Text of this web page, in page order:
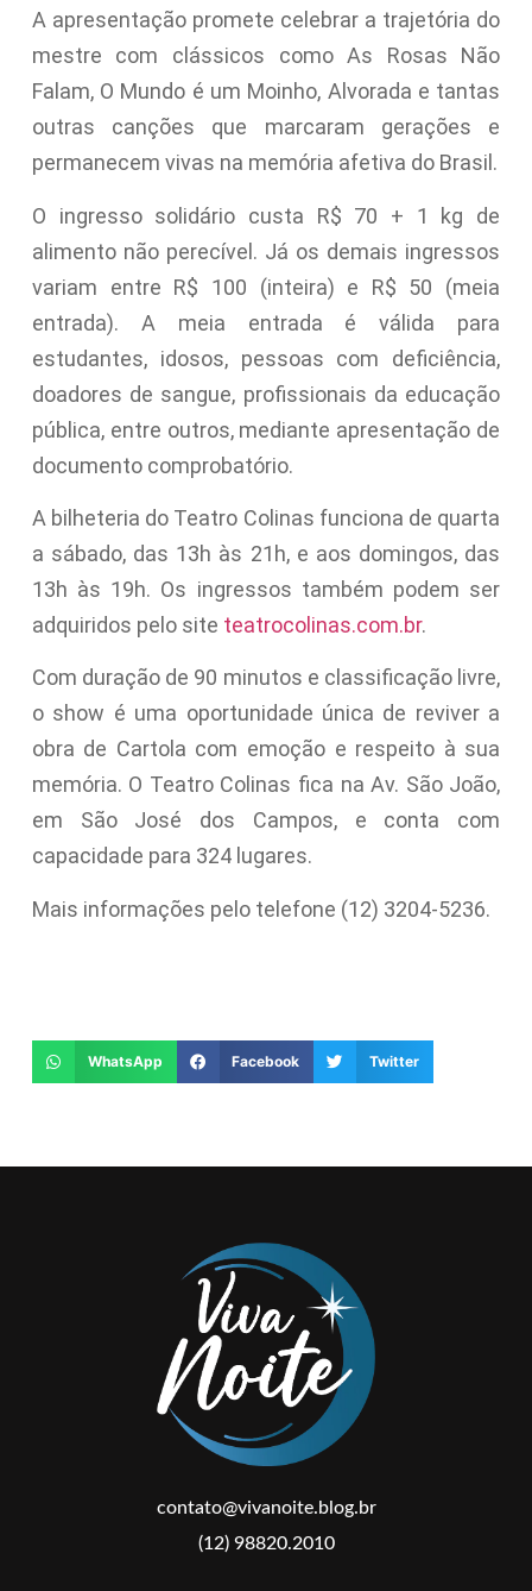
A apresentação promete celebrar a trajetória do
mestre com clássicos como As Rosas Não
Falam, O Mundo é um Moinho, Alvorada e tantas
outras canções que marcaram gerações e
permanecem vivas na memória afetiva do Brasil.
O ingresso solidário custa R$ 70 + 1 kg de
alimento não perecível. Já os demais ingressos
variam entre R$ 100 (inteira) e R$ 50 (meia
entrada). A meia entrada é válida para
estudantes, idosos, pessoas com deficiência,
doadores de sangue, profissionais da educação
pública, entre outros, mediante apresentação de
documento comprobatório.
A bilheteria do Teatro Colinas funciona de quarta
a sábado, das 13h às 21h, e aos domingos, das
13h às 19h. Os ingressos também podem ser
adquiridos pelo site teatrocolinas.com.br.
Com duração de 90 minutos e classificação livre,
o show é uma oportunidade única de reviver a
obra de Cartola com emoção e respeito à sua
memória. O Teatro Colinas fica na Av. São João,
em São José dos Campos, e conta com
capacidade para 324 lugares.
Mais informações pelo telefone (12) 3204-5236.
WhatsApp Facebook Twitter
contato@vivanoite.blog.br
(12) 98820.2010